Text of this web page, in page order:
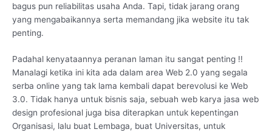
bagus pun reliabilitas usaha Anda. Tapi, tidak jarang orang
yang mengabaikannya serta memandang jika website itu tak
penting.
Padahal kenyataannya peranan laman itu sangat penting !!
Manalagi ketika ini kita ada dalam area Web 2.0 yang segala
serba online yang tak lama kembali dapat berevolusi ke Web
3.0. Tidak hanya untuk bisnis saja, sebuah web karya jasa web
design profesional juga bisa diterapkan untuk kepentingan
Organisasi, lalu buat Lembaga, buat Universitas, untuk